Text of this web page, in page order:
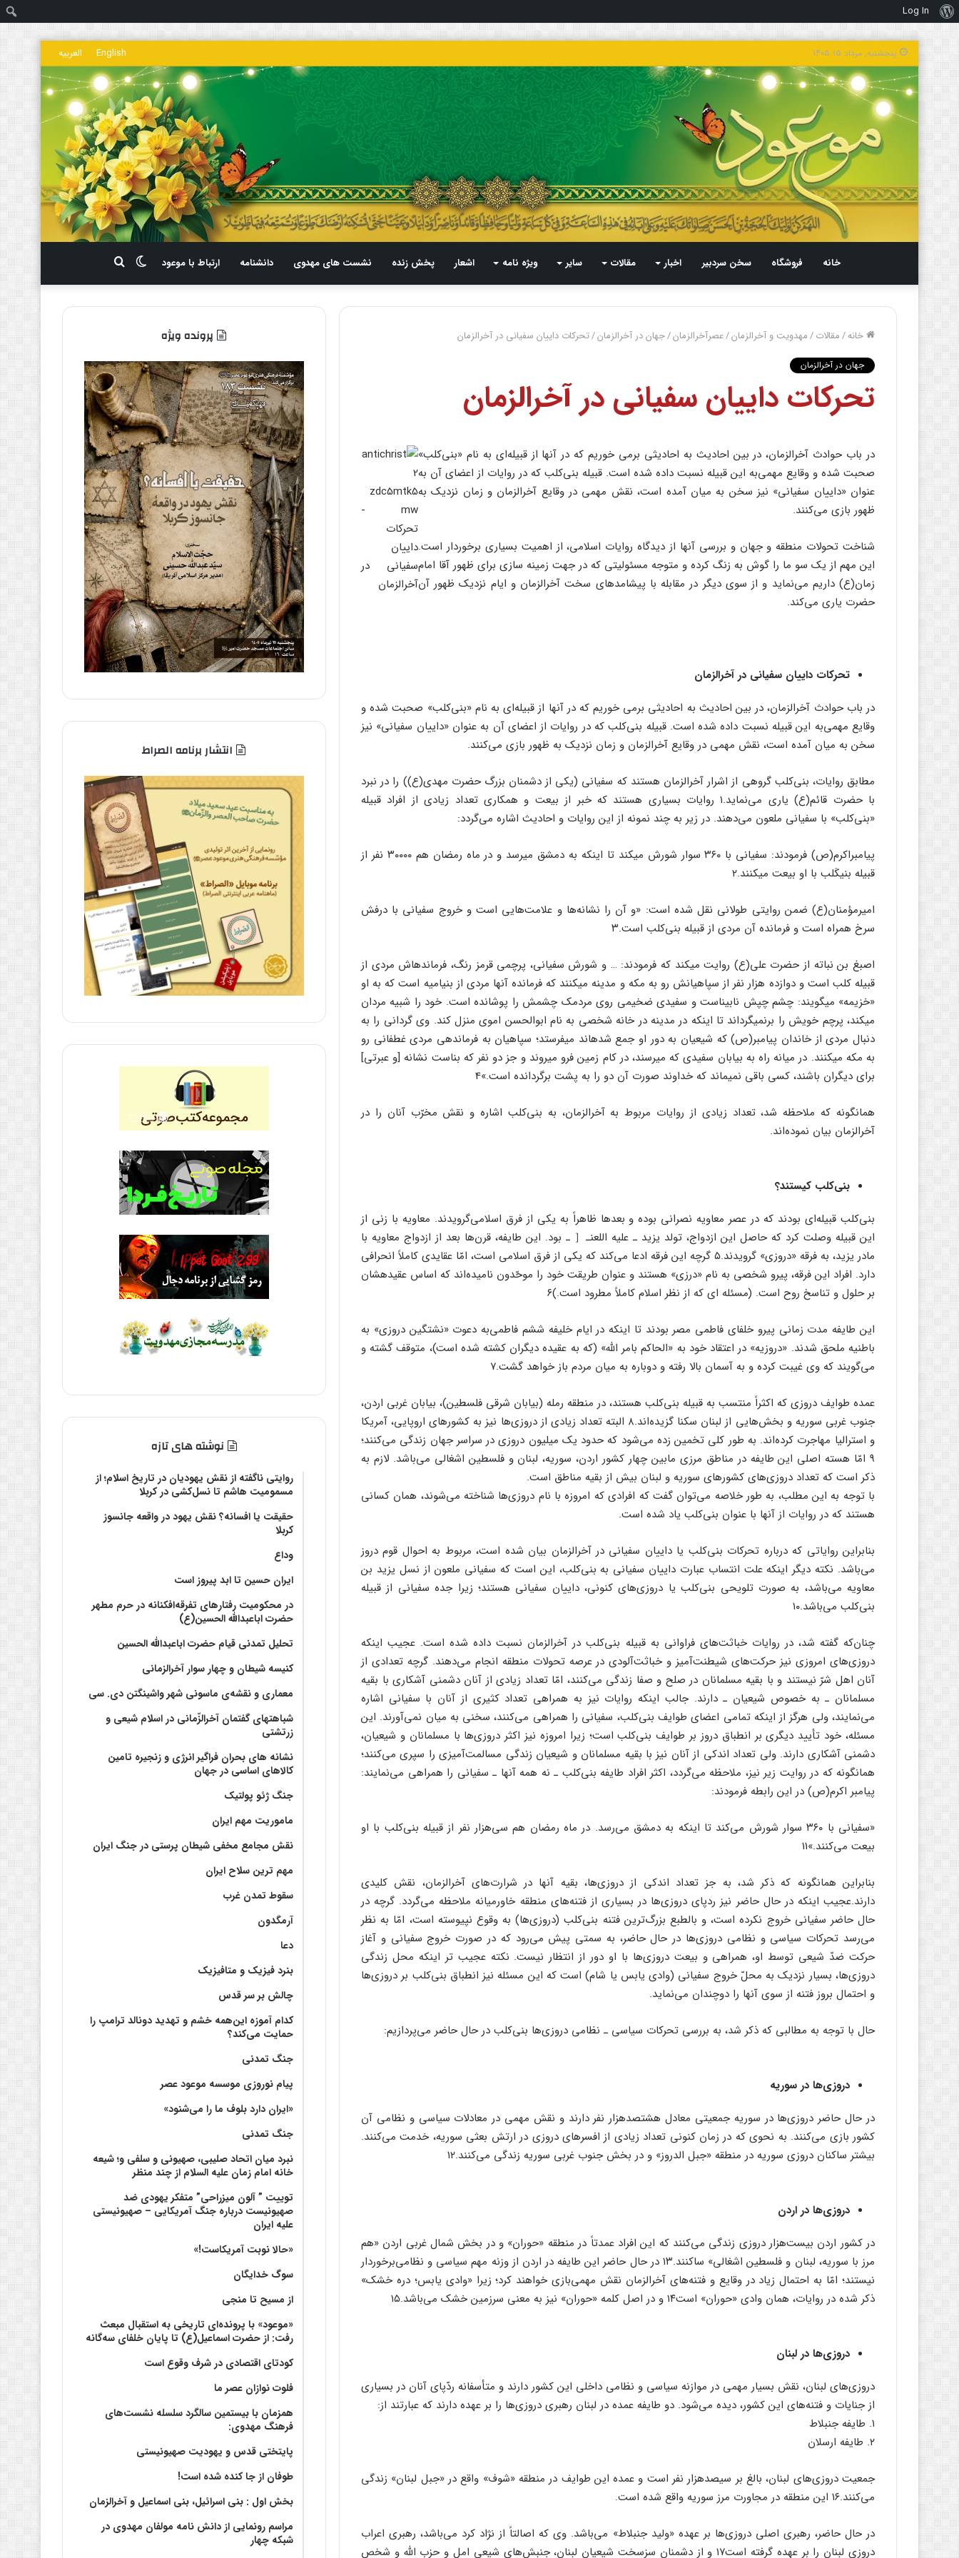
درباره
وردپرس
Log In
پنجشنبه, مرداد ۱۵ ۱۴۰۵ English العربیه
خانه فروشگاه سخن سردبیر اخبار مقالات سایر ویژه نامه اشعار پخش زنده نشست های مهدوی دانشنامه ارتباط با موعود
برای
تغییر
پوسته
خانه/مقالات/مهدویت و آخرالزمان/عصرآخرالزمان/جهان در آخرالزمان/تحرکات داییان سفیانی در آخرالزمان
جهان در آخرالزمان
تحرکات داییان سفیانی در آخرالزمان
در باب حوادث آخرالزمان، در بین احادیث به احادیثی برمی خوریم که در آنها از قبیله‌ای به نام «بنی‌کلب»
صحبت شده و وقایع مهمی‌به این قبیله نسبت داده شده است. قبیله بنی‌کلب که در روایات از اعضای آن به
عنوان «داییان سفیانی» نیز سخن به میان آمده است، نقش مهمی در وقایع آخرالزمان و زمان نزدیک به
ظهور بازی می‌کنند.
شناخت تحولات منطقه و جهان و بررسی آنها از دیدگاه روایات اسلامی، از اهمیت بسیاری برخوردار است.
این مهم از یک سو ما را گوش به زنگ کرده و متوجه مسئولیتی که در جهت زمینه سازی برای ظهور آقا امام
زمان(ع) داریم می‌نماید و از سوی دیگر در مقابله با پیشامدهای سخت آخرالزمان و ایام نزدیک ظهور آن
حضرت یاری می‌کند.
تحرکات داییان سفیانی در آخرالزمان
در باب حوادث آخرالزمان، در بین احادیث به احادیثی برمی خوریم که در آنها از قبیله‌ای به نام «بنی‌کلب» صحبت شده و
وقایع مهمی‌به این قبیله نسبت داده شده است. قبیله بنی‌کلب که در روایات از اعضای آن به عنوان «داییان سفیانی» نیز
سخن به میان آمده است، نقش مهمی در وقایع آخرالزمان و زمان نزدیک به ظهور بازی می‌کنند.
مطابق روایات، بنی‌کلب گروهی از اشرار آخرالزمان هستند که سفیانی (یکی از دشمنان بزرگ حضرت مهدی(ع)) را در نبرد
با حضرت قائم(ع) یاری می‌نماید.۱ روایات بسیاری هستند که خبر از بیعت و همکاری تعداد زیادی از افراد قبیله
«بنی‌کلب» با سفیانی ملعون می‌دهند. در زیر به چند نمونه از این روایات و احادیث اشاره می‌گردد:
پیامبراکرم(ص) فرمودند: سفیانی با ۳۶۰ سوار شورش می‏کند تا اینکه به دمشق می‏رسد و در ماه رمضان هم ۳۰۰۰۰ نفر از
قبیله بنی‏کَلب با او بیعت می‏کنند.۲
امیرمؤمنان(ع) ضمن روایتی طولانی نقل شده است: «و آن را نشانه‌ها و علامت‌هایی است و خروج سفیانی با درفش
سرخ همراه است و فرمانده آن مردی از قبیله بنی‌کلب است.۳
اصبغ بن نباته از حضرت علی(ع) روایت می‏کند که فرمودند: … و شورش سفیانی، پرچمی قرمز رنگ، فرمانده‏اش مردی از
قبیله کلب است و دوازده هزار نفر از سپاهیانش رو به مکه و مدینه می‏کنند که فرمانده آنها مردی از بنی‏امیه است که به او
«خزیمه» می‏گویند: چشم چپش نابیناست و سفیدی ضخیمی روی مردمک چشمش را پوشانده است. خود را شبیه مردان
می‏کند، پرچم خویش را برنمی‏گرداند تا اینکه در مدینه در خانه شخصی به نام ابوالحسن اموی منزل کند. وی گردانی را به
دنبال مردی از خاندان پیامبر(ص) که شیعیان به دور او جمع شده‏اند می‏فرستد؛ سپاهیان به فرماندهی مردی غطفانی رو
به مکه می‏کنند. در میانه راه به بیابان سفیدی که می‏رسند، در کام زمین فرو می‏روند و جز دو نفر که بناست نشانه [و عبرتی]
برای دیگران باشند، کسی باقی نمی‏ماند که خداوند صورت آن دو را به پشت برگردانده است.»4
همانگونه که ملاحظه شد، تعداد زیادی از روایات مربوط به آخرالزمان، به بنی‌کلب اشاره و نقش مخرّب آنان را در
آخرالزمان بیان نموده‌اند.
بنی‌کلب کیستند؟
بنی‌کلب قبیله‌ای بودند که در عصر معاویه نصرانی بوده و بعدها ظاهراً به یکی از فرق اسلامی‌گرویدند. معاویه با زنی از
این قبیله وصلت کرد که حاصل این ازدواج، تولد یزید ـ علیه اللعنـ［ ـ بود. این طایفه، قرن‌ها بعد از ازدواج معاویه با
مادر یزید، به فرقه «دروزی» گرویدند.۵ گرچه این فرقه ادعا می‌کند که یکی از فرق اسلامی است، امّا عقایدی کاملاً انحرافی
دارد. افراد این فرقه، پیرو شخصی به نام «درزی» هستند و عنوان طریقت خود را موحّدون نامیده‌اند که اساس عقیدهشان
بر حلول و تناسخ روح است. (مسئله ای که از نظر اسلام کاملاً مطرود است.)۶
این طایفه مدت زمانی پیرو خلفای فاطمی مصر بودند تا اینکه در ایام خلیفه ششم فاطمی‌به دعوت «نشتگین دروزی» به
باطنیه ملحق شدند. «دروزیه» در اعتقاد خود به «الحاکم بامر الله» (که به عقیده دیگران کشته شده است)، متوقف گشته و
می‌گویند که وی غیبت کرده و به آسمان بالا رفته و دوباره به میان مردم باز خواهد گشت.۷
عمده طوایف دروزی که اکثراً منتسب به قبیله بنی‌کلب هستند، در منطقه رمله (بیابان شرقی فلسطین)، بیابان غربی اردن،
جنوب غربی سوریه و بخش‌هایی از لبنان سکنا گزیده‌اند.۸ البته تعداد زیادی از دروزی‌ها نیز به کشورهای اروپایی، آمریکا
و استرالیا مهاجرت کرده‌اند. به طور کلی تخمین زده می‌شود که حدود یک میلیون دروزی در سراسر جهان زندگی می‌کنند؛
۹ امّا هسته اصلی این طایفه در مناطق مرزی مابین چهار کشور اردن، سوریه، لبنان و فلسطین اشغالی می‌باشد. لازم به
ذکر است که تعداد دروزی‌های کشورهای سوریه و لبنان بیش از بقیه مناطق است.
با توجه به این مطلب، به طور خلاصه می‌توان گفت که افرادی که امروزه با نام دروزی‌ها شناخته می‌شوند، همان کسانی
هستند که در روایات از آنها با عنوان بنی‌کلب یاد شده است.
بنابراین روایاتی که درباره تحرکات بنی‌کلب یا داییان سفیانی در آخرالزمان بیان شده است، مربوط به احوال قوم دروز
می‌باشد. نکته دیگر اینکه علت انتساب عبارت داییان سفیانی به بنی‌کلب، این است که سفیانی ملعون از نسل یزید بن
معاویه می‌باشد، به صورت تلویحی بنی‌کلب یا دروزی‌های کنونی، داییان سفیانی هستند؛ زیرا جده سفیانی از قبیله
بنی‌کلب می‌باشد.۱۰
چنان‌که گفته شد، در روایات خباثت‌های فراوانی به قبیله بنی‌کلب در آخرالزمان نسبت داده شده است. عجیب اینکه
دروزی‌های امروزی نیز حرکت‌های شیطنت‌آمیز و خباثت‌آلودی در عرصه تحولات منطقه انجام می‌دهند. گرچه تعدادی از
آنان اهل شرّ نیستند و با بقیه مسلمانان در صلح و صفا زندگی می‌کنند، امّا تعداد زیادی از آنان دشمنی آشکاری با بقیه
مسلمانان ـ به خصوص شیعیان ـ دارند. جالب اینکه روایات نیز به همراهی تعداد کثیری از آنان با سفیانی اشاره
می‌نمایند، ولی هرگز از اینکه تمامی اعضای طوایف بنی‌کلب، سفیانی را همراهی می‌کنند، سخنی به میان نمی‌آورند. این
مسئله، خود تأیید دیگری بر انطباق دروز بر طوایف بنی‌کلب است؛ زیرا امروزه نیز اکثر دروزی‌ها با مسلمانان و شیعیان،
دشمنی آشکاری دارند. ولی تعداد اندکی از آنان نیز با بقیه مسلمانان و شیعیان زندگی مسالمت‌آمیزی را سپری می‌کنند؛
همانگونه که در روایت زیر نیز، ملاحظه می‌گردد، اکثر افراد طایفه بنی‌کلب ـ نه همه آنها ـ سفیانی را همراهی می‌نمایند:
پیامبر اکرم(ص) در این رابطه فرمودند:
«سفیانی با ۳۶۰ سوار شورش می‌کند تا اینکه به دمشق می‌رسد. در ماه رمضان هم سی‌هزار نفر از قبیله بنی‌کلب با او
بیعت می‌کنند.»11
بنابراین همانگونه که ذکر شد، به جز تعداد اندکی از دروزی‌ها، بقیه آنها در شرارت‌های آخرالزمان، نقش کلیدی
دارند.عجیب اینکه در حال حاضر نیز ردپای دروزی‌ها در بسیاری از فتنه‌های منطقه خاورمیانه ملاحظه می‌گردد. گرچه در
حال حاضر سفیانی خروج نکرده است، و بالطبع بزرگ‌ترین فتنه بنی‌کلب (دروزی‌ها) به وقوع نپیوسته است، امّا به نظر
می‌رسد تحرکات سیاسی و نظامی دروزی‌ها در حال حاضر، به سمتی پیش می‌رود که در صورت خروج سفیانی و آغاز
حرکت ضدّ شیعی توسط او، همراهی و بیعت دروزی‌ها با او دور از انتظار نیست. نکته عجیب تر اینکه محل زندگی
دروزی‌ها، بسیار نزدیک به محلّ خروج سفیانی (وادی یابس یا شام) است که این مسئله نیز انطباق بنی‌کلب بر دروزی‌ها
و احتمال بروز فتنه از سوی آنها را دوچندان می‌نماید.
حال با توجه به مطالبی که ذکر شد، به بررسی تحرکات سیاسی ـ نظامی دروزی‌ها بنی‌کلب در حال حاضر می‌پردازیم:
دروزی‌ها در سوریه
در حال حاضر دروزی‌ها در سوریه جمعیتی معادل هشتصدهزار نفر دارند و نقش مهمی در معادلات سیاسی و نظامی آن
کشور بازی می‌کنند. به نحوی که در زمان کنونی تعداد زیادی از افسرهای دروزی در ارتش بعثی سوریه، خدمت می‌کنند.
بیشتر ساکنان دروزی سوریه در منطقه «جبل الدروز» و در بخش جنوب غربی سوریه زندگی می‌کنند.۱۲
دروزی‌ها در اردن
در کشور اردن بیست‌هزار دروزی زندگی می‌کنند که این افراد عمدتاً در منطقه «حوران» و در بخش شمال غربی اردن «هم
مرز با سوریه، لبنان و فلسطین اشغالی» ساکنند.۱۳ در حال حاضر این طایفه در اردن از وزنه مهم سیاسی و نظامی‌برخوردار
نیستند؛ امّا به احتمال زیاد در وقایع و فتنه‌های آخرالزمان نقش مهمی‌بازی خواهند کرد؛ زیرا «وادی یابس؛ دره خشک»
ذکر شده در روایات، همان وادی «حوران» است۱۴ و در اصل کلمه «حوران» نیز به معنی سرزمین خشک می‌باشد.۱۵
دروزی‌ها در لبنان
دروزی‌های لبنان، نقش بسیار مهمی در موازنه سیاسی و نظامی داخلی این کشور دارند و متأسفانه ردّپای آنان در بسیاری
از جنایات و فتنه‌های این کشور، دیده می‌شود. دو طایفه عمده در لبنان رهبری دروزی‌ها را بر عهده دارند که عبارتند از:
۱. طایفه جنبلاط
۲. طایفه ارسلان
جمعیت دروزی‌های لبنان، بالغ بر سیصدهزار نفر است و عمده این طوایف در منطقه «شوف» واقع در «جبل لبنان» زندگی
می‌کنند.۱۶ این منطقه در مجاورت مرز سوریه واقع شده است.
در حال حاضر، رهبری اصلی دروزی‌ها بر عهده «ولید جنبلاط» می‌باشد. وی که اصالتاً از نژاد کرد می‌باشد، رهبری اعراب
دروزی لبنان را بر عهده گرفته است۱۷ و از دشمنان سزسخت شیعیان لبنان، جنبش‌های شیعی امل و حزب الله و شخص
پرونده ویژه
انتشار برنامه الصراط
نوشته های تازه
روایتی ناگفته از نقش یهودیان در تاریخ اسلام؛ از
مسمومیت هاشم تا نسل‌کشی در کربلا
حقیقت یا افسانه؟‌ نقش یهود در واقعه جانسوز
کربلا
وداع
ایران حسین تا ابد پیروز است
در محکومیت رفتارهای تفرقه‌افکنانه در حرم مطهر
حضرت اباعبدالله الحسین(ع)
تحلیل تمدنی قیام حضرت اباعبدالله الحسین
کنیسه شیطان و چهار سوار آخرالزمانی
معماری و نقشه‌ی ماسونی شهر واشينگتن دی. سی
شباهتهای گفتمان آخر‌الزّمانی در اسلام شیعی و
زرتشتی
نشانه های بحران فراگیر انرژی و زنجیره تامین
کالاهای اساسی در جهان
جنگ ژئو پولتیک
ماموریت مهم ایران
نقش مجامع مخفی شیطان پرستی در جنگ ایران
مهم ترین سلاح ایران
سقوط تمدن غرب
آرمگدون
دعا
بنرد فیزیک و متافیزیک
چالش بر سر قدس
کدام آموزه این‌همه خشم و تهدید دونالد ترامپ را
حمایت می‌کند؟
جنگ تمدنی
پیام نوروزی موسسه موعود عصر
«ایران دارد بلوف ما را می‌شنود»
جنگ تمدنی
نبرد میان اتحاد صلیبی، صهیونی و سلفی و؛ شیعه
خانه امام زمان علیه السلام از چند منظر
توییت ” آلون میزراحی” متفکر یهودی ضد
صهیونیست درباره جنگ آمریکایی – صهیونیستی
علیه ایران
«حالا نوبت آمریکاست!»
سوگ خدایگان
از مسیح تا منجی
«موعود» با پرونده‌ای تاریخی به استقبال مبعث
رفت: از حضرت اسماعیل(ع) تا پایان خلفای سه‌گانه
کودتای اقتصادی در شرف وقوع است
فلوت نوازان عصر ما
همزمان با بیستمین سالگرد سلسله نشست‌های
فرهنگ مهدوی:‌
پایتختی قدس و یهودیت صهیونیستی
طوفان از جا کنده شده است!
بخش اول : بنی اسرائیل، بنی اسماعیل و آخرالزمان
مراسم رونمایی از دانش نامه مولفان مهدوی در
شبکه چهار